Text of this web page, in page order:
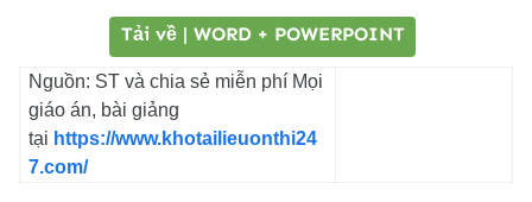
Tải về | WORD + POWERPOINT
Nguồn: ST và chia sẻ miễn phí Mọi
giáo án, bài giảng
tại https://www.khotailieuonthi24
7.com/